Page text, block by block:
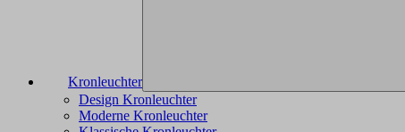
Kronleuchter
Design Kronleuchter
Moderne Kronleuchter